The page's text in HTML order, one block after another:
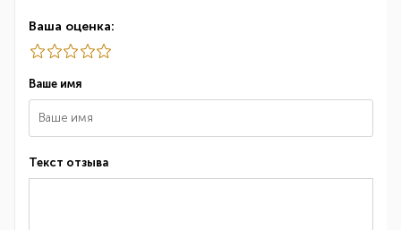
Ваша оценка:
Ваше имя
Текст отзыва